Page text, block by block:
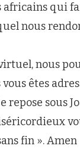
africains qui
nous
nous
êtes
repose sous
fin ». Amen